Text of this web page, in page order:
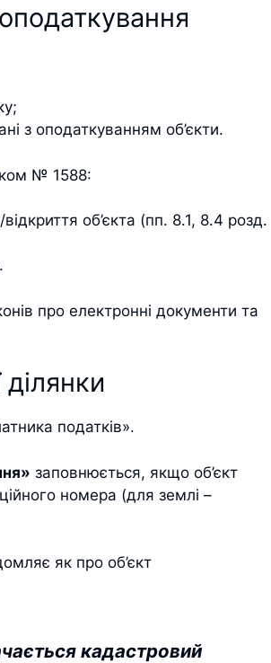
з оподаткуванням об’єкти.
№ 1588:
об’єкта (пп. 8.1, 8.4 розд.
про електронні документи та
податків».
заповнюється, якщо об’єкт
номера (для землі –
як про об’єкт
кадастровий